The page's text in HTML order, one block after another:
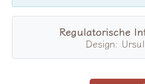
Regulatorische
Design: